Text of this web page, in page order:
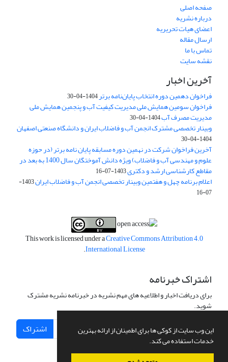
این وب سایت از کوکی ها برای اطمینان از ارائه بهترین
خدمات استفاده می کند.
صفحه اصلی
درباره نشریه
اعضای هیات تحریریه
ارسال مقاله
تماس با ما
نقشه سایت
آخرین اخبار
فراخوان دهمین دوره انتخاب پایان‌نامه برتر1404-04-30
فراخوان سومین همایش ملی مدیریت کیفیت آب و پنجمین همایش ملی
مدیریت مصرف آب1404-04-30
وبینار تخصصی مشترک انجمن آب و فاضلاب ایران و دانشگاه صنعتی اصفهان
1404-04-30
آخرین فراخوان شرکت در نهمین دوره مسابقه پایان نامه برتر (در حوزه
علوم و مهندسی آب و فاضلاب) ویژه دانش آموختگان سال 1400 به بعد در
مقاطع کارشناسی ارشد و دکتری1403-07-16
اعلام برنامه چهل و هفتمین وبینار تخصصی انجمن آب و فاضلاب ایران
1403-
07-16
This work is licensed under aCreative Commons Attribution 4.0
International License
.
اشتراک خبرنامه
برای دریافت اخبار و اطلاعیه های مهم نشریه در خبرنامه نشریه مشترک
شوید.
اشتراک